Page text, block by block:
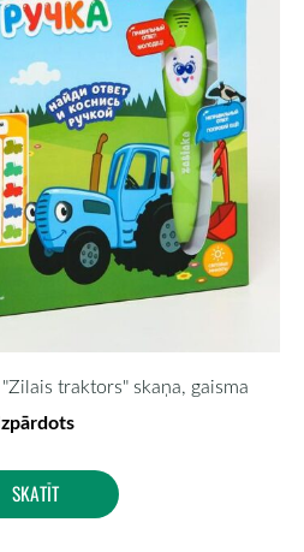
traktors" skaņa, gaisma
SKATĪT